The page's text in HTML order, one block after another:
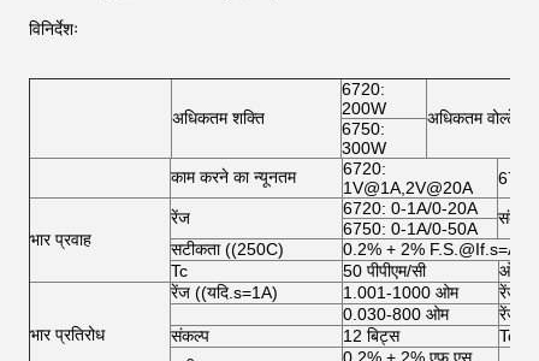
विनिर्देशः
अधिकतम शक्ति
6720:
200W
अधिकतम वोल्टेज
6750:
300W
काम करने का न्यूनतम
6720:
1V@1A,2V@20A
भार प्रवाह
रेंज 6720: 0-1A/0-20A संकल्प
6750: 0-1A/0-50A
सटीकता ((250C)
0.2% + 2%
Tc
50 पीपीएम/सी
भार प्रतिरोध
रेंज ((यदि.s=1A) 1.001-1000 ओम
रेंज
0.030-800 ओम
रेंज
संकल्प
12 बिट्स
Tc